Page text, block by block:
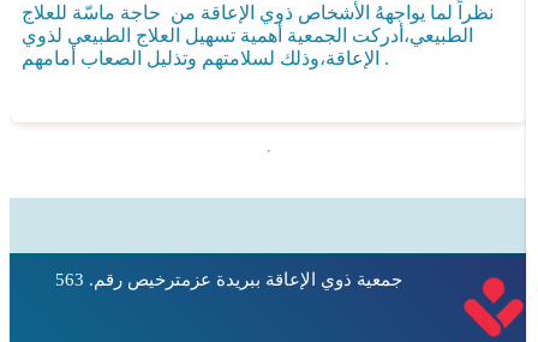
نظراً لما يواجههُ الأشخاص ذوي الإعاقة من حاجة ماسّة للعلاج
الطبيعي،أدركت الجمعية أهمية تسهيل العلاج الطبيعي لذوي
الإعاقة ،وذلك لسلامتهم وتذليل الصعاب أمامهم .
جمعية ذوي الإعاقة ببريدة عزمترخيص رقم. 563